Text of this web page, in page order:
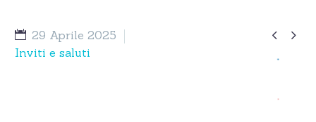
 
29 Aprile 2025
Inviti e saluti